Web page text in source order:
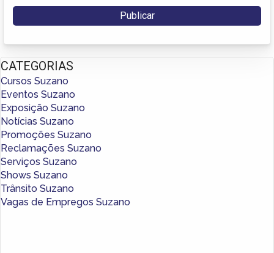
CATEGORIAS
Cursos Suzano
Eventos Suzano
Exposição Suzano
Notícias Suzano
Promoções Suzano
Reclamações Suzano
Serviços Suzano
Shows Suzano
Trânsito Suzano
Vagas de Empregos Suzano